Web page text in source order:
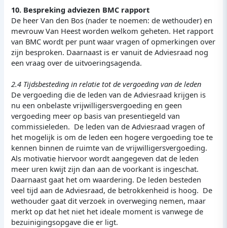
10. Bespreking adviezen BMC rapport
De heer Van den Bos (nader te noemen: de wethouder) en
mevrouw Van Heest worden welkom geheten. Het rapport
van BMC wordt per punt waar vragen of opmerkingen over
zijn besproken. Daarnaast is er vanuit de Adviesraad nog
een vraag over de uitvoeringsagenda.
2.4 Tijdsbesteding in relatie tot de vergoeding van de leden
De vergoeding die de leden van de Adviesraad krijgen is
nu een onbelaste vrijwilligersvergoeding en geen
vergoeding meer op basis van presentiegeld van
commissieleden. De leden van de Adviesraad vragen of
het mogelijk is om de leden een hogere vergoeding toe te
kennen binnen de ruimte van de vrijwilligersvergoeding.
Als motivatie hiervoor wordt aangegeven dat de leden
meer uren kwijt zijn dan aan de voorkant is ingeschat.
Daarnaast gaat het om waardering. De leden besteden
veel tijd aan de Adviesraad, de betrokkenheid is hoog. De
wethouder gaat dit verzoek in overweging nemen, maar
merkt op dat het niet het ideale moment is vanwege de
bezuinigingsopgave die er ligt.